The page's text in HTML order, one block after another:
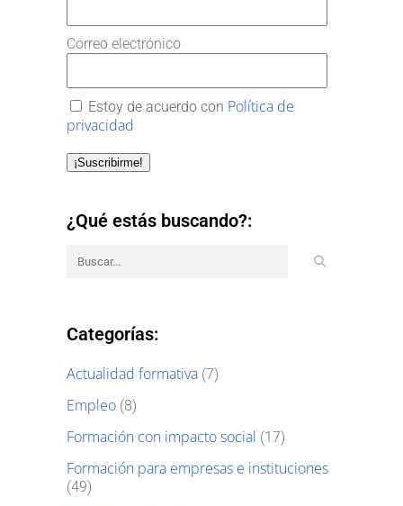
Correo electrónico
Estoy de acuerdo con Política de
privacidad
¡Suscribirme!
¿Qué estás buscando?:
Categorías:
Actualidad formativa (7)
Empleo (8)
Formación con impacto social (17)
Formación para empresas e instituciones
(49)